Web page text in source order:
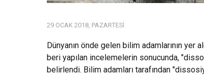
29 OCAK 2018, PAZARTESI
Dünyanın önde gelen bilim adamlarının
beri yapılan incelemelerin sonucunda,
belirlendi. Bilim adamları tarafından